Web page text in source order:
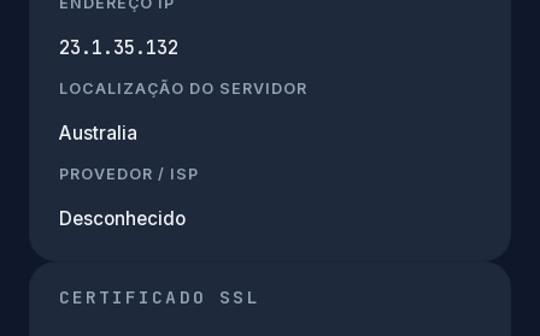
23.1.35.132
LOCALIZAÇÃO DO SERVIDOR
Australia
PROVEDOR / ISP
Desconhecido
CERTIFICADO SSL